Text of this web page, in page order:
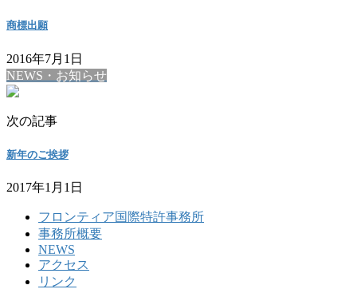
商標出願
2016年7月1日
NEWS・お知らせ
次の記事
新年のご挨拶
2017年1月1日
フロンティア国際特許事務所
事務所概要
NEWS
アクセス
リンク